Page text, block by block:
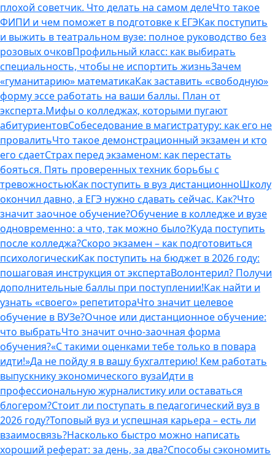
плохой советчик. Что делать на самом делеЧто такое
ФИПИ и чем поможет в подготовке к ЕГЭКак поступить
и выжить в театральном вузе: полное руководство без
розовых очковПрофильный класс: как выбирать
специальность, чтобы не испортить жизньЗачем
«гуманитарию» математикаКак заставить «свободную»
форму эссе работать на ваши баллы. План от
эксперта.Мифы о колледжах, которыми пугают
абитуриентовСобеседование в магистратуру: как его не
провалитьЧто такое демонстрационный экзамен и кто
его сдаетСтрах перед экзаменом: как перестать
бояться. Пять проверенных техник борьбы с
тревожностьюКак поступить в вуз дистанционноШколу
окончил давно, а ЕГЭ нужно сдавать сейчас. Как?Что
значит заочное обучение?Обучение в колледже и вузе
одновременно: а что, так можно было?Куда поступить
после колледжа?Скоро экзамен – как подготовиться
психологическиКак поступить на бюджет в 2026 году:
пошаговая инструкция от экспертаВолонтерил? Получи
дополнительные баллы при поступлении!Как найти и
узнать «своего» репетитораЧто значит целевое
обучение в ВУЗе?Очное или дистанционное обучение:
что выбратьЧто значит очно-заочная форма
обучения?«С такими оценками тебе только в повара
идти!»Да не пойду я в вашу бухгалтерию! Кем работать
выпускнику экономического вузаИдти в
профессиональную журналистику или оставаться
блогером?Стоит ли поступать в педагогический вуз в
2026 году?Топовый вуз и успешная карьера – есть ли
взаимосвязь?Насколько быстро можно написать
хороший реферат: за день, за два?Способы сэкономить